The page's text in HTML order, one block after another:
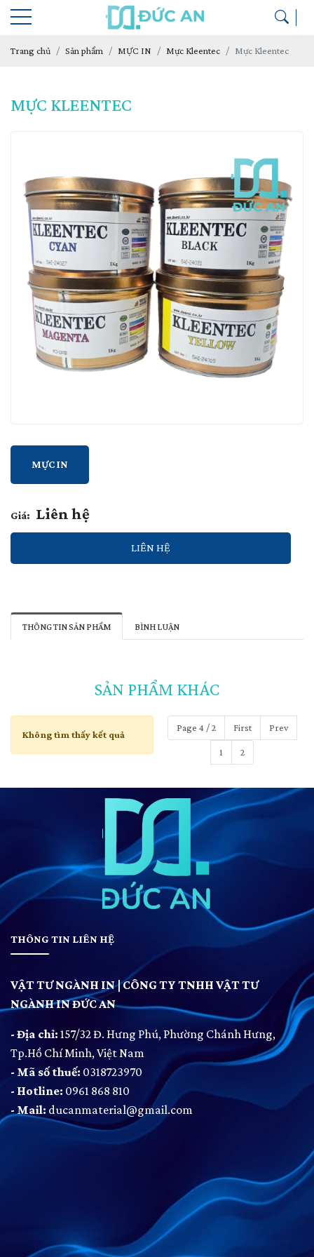
Trang chủ Sản phẩm MỰC IN Mực Kleentec Mực Kleentec
MỰC KLEENTEC
MỰC IN
Giá: Liên hệ
LIÊN HỆ
THÔNG TIN SẢN PHẨM BÌNH LUẬN
SẢN PHẨM KHÁC
Không tìm thấy kết quả
Page 4 / 2 First Prev
1 2
THÔNG TIN LIÊN HỆ
VẬT TƯ NGÀNH IN | CÔNG TY TNHH VẬT TƯ
NGÀNH IN ĐỨC AN
- Địa chỉ: 157/32 Đ. Hưng Phú, Phường Chánh Hưng,
Tp.Hồ Chí Minh, Việt Nam
- Mã số thuế: 0318723970
- Hotline: 0961 868 810
- Mail: ducanmaterial@gmail.com